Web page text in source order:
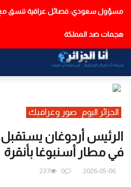
عاجل
مسؤول سعودي: فصائل عراقية تنسق مع
هجمات ضد المملكة
الجزائر اليوم صور وغرافيك
الرئيس أردوغان يستقبل
في مطار أسنبوغا بأنقرة
2026-05-06
0
237